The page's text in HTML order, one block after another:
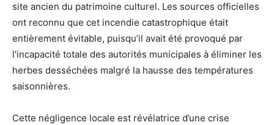
site ancien du patrimoine culturel. Les sources officielles
ont reconnu que cet incendie catastrophique était
entièrement évitable, puisqu’il avait été provoqué par
l’incapacité totale des autorités municipales à éliminer les
herbes desséchées malgré la hausse des températures
saisonnières.
Cette négligence locale est révélatrice d’une crise